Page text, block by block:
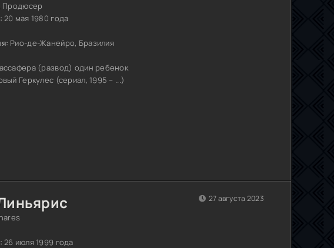
Продюсер
20 мая 1980 года
Рио-де-Жанейро, Бразилия
(развод) один ребенок
Геркулес (сериал, 1995 – ...)
26 июля 1999 года
27 августа 2023